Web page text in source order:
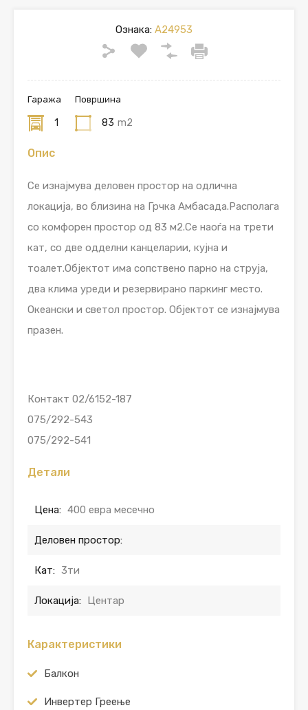
Ознака: A24953
Гаража
1
Површина
83 m2
Опис
Се изнајмува деловен простор на одлична
локација, во близина на Грчка Амбасада.Располага
со комфорен простор од 83 м2.Се наоѓа на трети
кат, со две одделни канцеларии, кујна и
тоалет.Објектот има сопствено парно на струја,
два клима уреди и резервирано паркинг место.
Океански и светол простор. Објектот се изнајмува
празен.
Контакт 02/6152-187
075/292-543
075/292-541
Детали
Цена: 400 евра месечно
Деловен простор:
Кат: 3ти
Локација: Центар
Карактеристики
Балкон
Инвертер Греење